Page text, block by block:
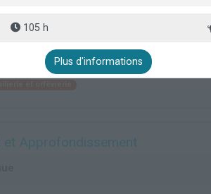
105 h
Plus d'informations
et Approfondissement